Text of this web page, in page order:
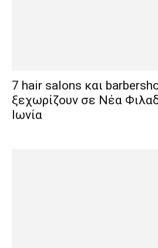
7 hair salons και
ξεχωρίζουν σε Νέα
Ιωνία